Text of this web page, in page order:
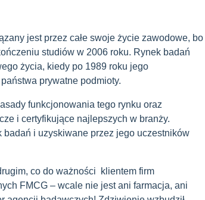
jest przez całe swoje życie zawodowe, bo
studiów w 2006 roku. Rynek badań
życia, kiedy po 1989 roku jego
prywatne podmioty.
funkcjonowania tego rynku oraz
i certyfikujące najlepszych w branży.
i uzyskiwane przez jego uczestników
co do ważności klientem firm
FMCG – wcale nie jest ani farmacja, ani